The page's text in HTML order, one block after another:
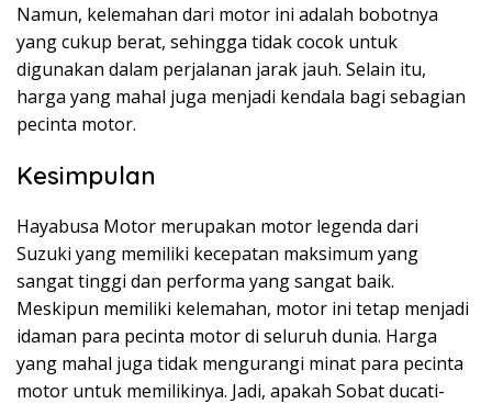
Namun, kelemahan dari motor ini adalah bobotnya
yang cukup berat, sehingga tidak cocok untuk
digunakan dalam perjalanan jarak jauh. Selain itu,
harga yang mahal juga menjadi kendala bagi sebagian
pecinta motor.
Kesimpulan
Hayabusa Motor merupakan motor legenda dari
Suzuki yang memiliki kecepatan maksimum yang
sangat tinggi dan performa yang sangat baik.
Meskipun memiliki kelemahan, motor ini tetap menjadi
idaman para pecinta motor di seluruh dunia. Harga
yang mahal juga tidak mengurangi minat para pecinta
motor untuk memilikinya. Jadi, apakah Sobat ducati-